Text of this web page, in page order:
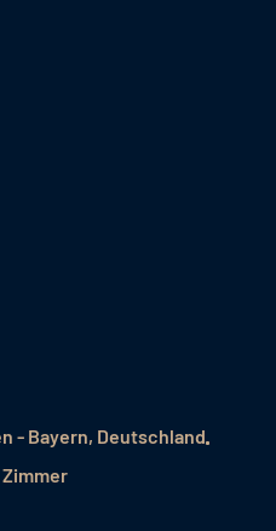
- Bayern, Deutschland
Zimmer